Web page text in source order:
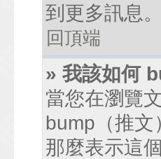
到更多訊息。
回頂端
» 我該如何
當您在瀏覽
bump（推
那麼表示這